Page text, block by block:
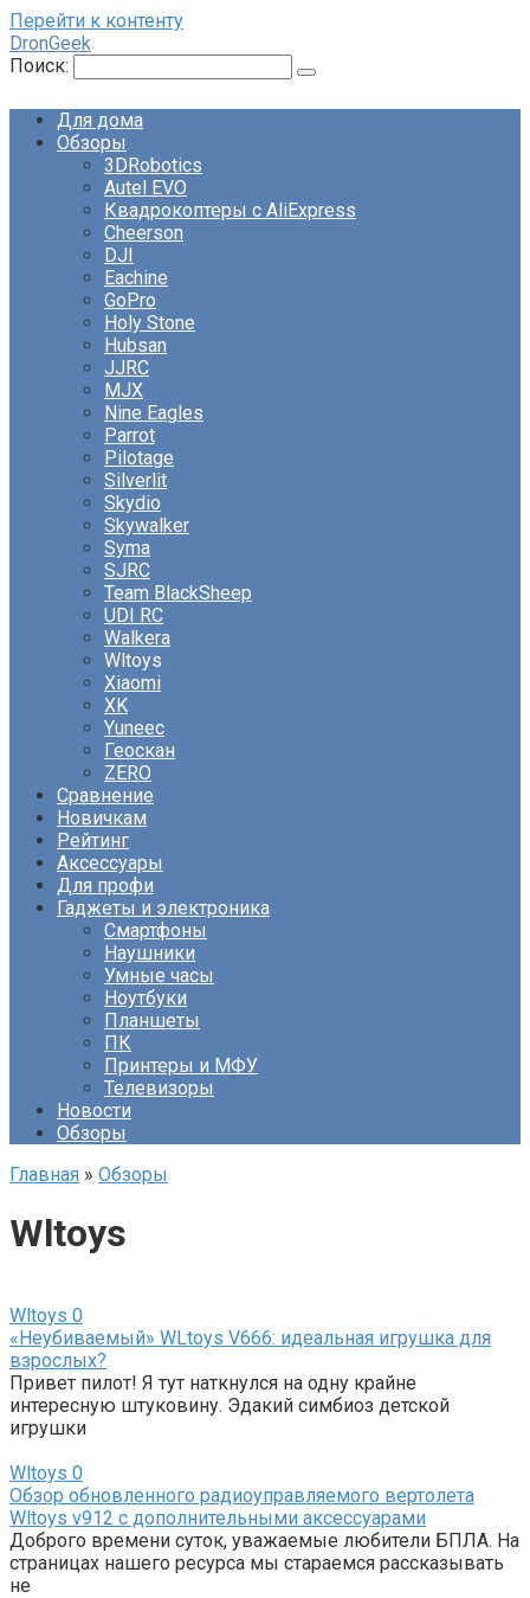
Перейти к контенту
DronGeek
Поиск:
Для дома
Обзоры
3DRobotics
Autel EVO
Квадрокоптеры с AliExpress
Cheerson
DJI
Eachine
GoPro
Holy Stone
Hubsan
JJRC
MJX
Nine Eagles
Parrot
Pilotage
Silverlit
Skydio
Skywalker
Syma
SJRC
Team BlackSheep
UDI RC
Walkera
Wltoys
Xiaomi
XK
Yuneec
Геоскан
ZERO
Сравнение
Новичкам
Рейтинг
Аксессуары
Для профи
Гаджеты и электроника
Смартфоны
Наушники
Умные часы
Ноутбуки
Планшеты
ПК
Принтеры и МФУ
Телевизоры
Новости
Обзоры
Главная » Обзоры
Wltoys
Wltoys 0
«Неубиваемый» WLtoys V666: идеальная игрушка для
взрослых?
Привет пилот! Я тут наткнулся на одну крайне
интересную штуковину. Эдакий симбиоз детской
игрушки
Wltoys 0
Обзор обновленного радиоуправляемого вертолета
Wltoys v912 с дополнительными аксессуарами
Доброго времени суток, уважаемые любители БПЛА. На
страницах нашего ресурса мы стараемся рассказывать
не